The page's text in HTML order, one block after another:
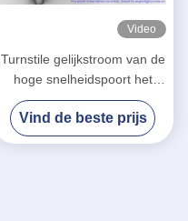
Video
Turnstile gelijkstroom van de
hoge snelheidspoort het
Beheersysteem van het
Servomotorbezoek voor de
Bankbouw
Vind de beste prijs